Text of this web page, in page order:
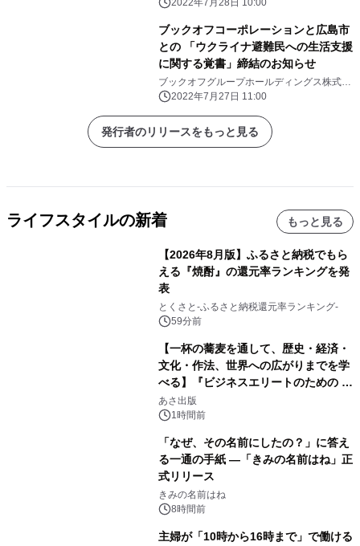
日まで実施
2022年7月28日 10:00
ブックオフコーポレーションと広島市
との 「ウクライナ避難民への生活支援
に関する覚書」締結のお知らせ
ブックオフグループホールディングス株式会
社 2022年7月27日 11:00
発行者のリリースをもっと見る
ライフスタイルの新着 もっと見る
【2026年8月版】ふるさと納税でもら
える『焼酎』の還元率ランキングを発
表
とくさと-ふるさと納税還元率ランキング-
59分前
【一杯の蕎麦を通して、歴史・経済・
文化・作法、世界への広がりまでを学
べる】『ビジネスエリートのための 教
養としての蕎麦』2026年8月25日
（火）発売
あさ出版
1時間前
「なぜ、その名前にしたの？」に答え
る一通の手紙 ―「きみの名前はね」正
式リリース
きみの名前はね
8時間前
主婦が「10時から16時まで」で働ける